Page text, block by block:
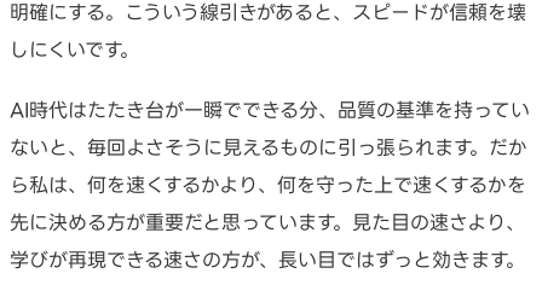
明確にする。こういう線引きがあると、スピードが信頼を壊
しにくいです。
AI時代はたたき台が一瞬でできる分、品質の基準を持ってい
ないと、毎回よさそうに見えるものに引っ張られます。だか
ら私は、何を速くするかより、何を守った上で速くするかを
先に決める方が重要だと思っています。見た目の速さより、
学びが再現できる速さの方が、長い目ではずっと効きます。